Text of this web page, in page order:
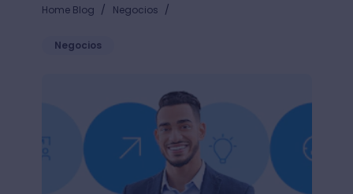
Home Blog / Negocios /
Negocios